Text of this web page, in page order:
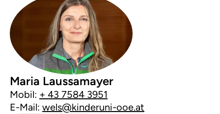
Maria Laussamayer
Mobil: + 43 7584 3951
E-Mail: wels@kinderuni-ooe.at